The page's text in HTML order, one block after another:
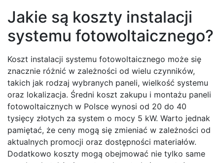
Jakie są koszty instalacji
systemu fotowoltaicznego?
Koszt instalacji systemu fotowoltaicznego może się
znacznie różnić w zależności od wielu czynników,
takich jak rodzaj wybranych paneli, wielkość systemu
oraz lokalizacja. Średni koszt zakupu i montażu paneli
fotowoltaicznych w Polsce wynosi od 20 do 40
tysięcy złotych za system o mocy 5 kW. Warto jednak
pamiętać, że ceny mogą się zmieniać w zależności od
aktualnych promocji oraz dostępności materiałów.
Dodatkowo koszty mogą obejmować nie tylko same